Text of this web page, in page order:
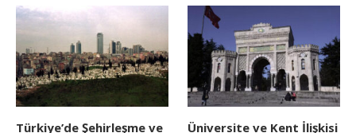
Türkiye’de Şehirleşme ve
Üniversite ve Kent İlişkisi